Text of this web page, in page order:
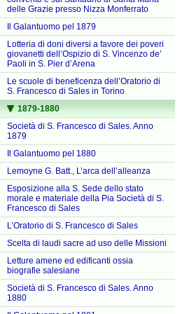
delle Grazie presso Nizza Monferrato
Il Galantuomo pel 1879
Lotteria di doni diversi a favore dei poveri
giovanetti dell’Ospizio di S. Vincenzo de’
Paoli in S. Pier d’Arena
Le scuole di beneficenza dell’Oratorio di
S. Francesco di Sales in Torino
1879-1880
Società di S. Francesco di Sales. Anno
1879
Il Galantuomo pel 1880
Lemoyne G. Batt., L’arca dell’alleanza
Esposizione alla S. Sede dello stato
morale e materiale della Pia Società di S.
Francesco di Sales
L’Oratorio di S. Francesco di Sales
Scelta di laudi sacre ad uso delle Missioni
Letture amene ed edificanti ossia
biografie salesiane
Società di S. Francesco di Sales. Anno
1880